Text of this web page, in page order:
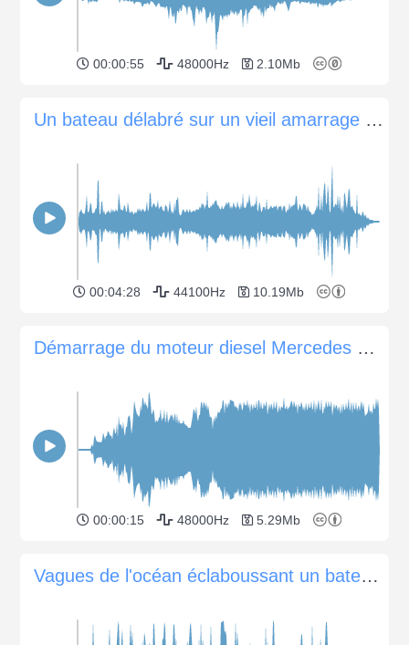
00:00:55 48000Hz 2.10Mb
Un bateau délabré sur un vieil amarrage dans la Tamise, Londres
00:04:28 44100Hz 10.19Mb
Démarrage du moteur diesel Mercedes 180D 636
00:00:15 48000Hz 5.29Mb
Vagues de l'océan éclaboussant un bateau lent